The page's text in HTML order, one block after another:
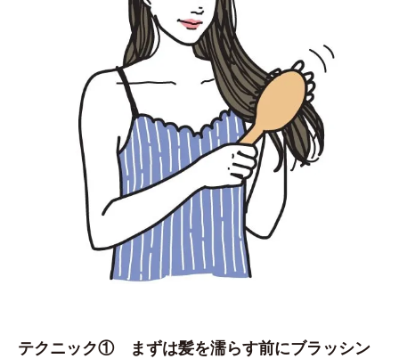
テクニック① まずは髪を濡らす前にブラッシン